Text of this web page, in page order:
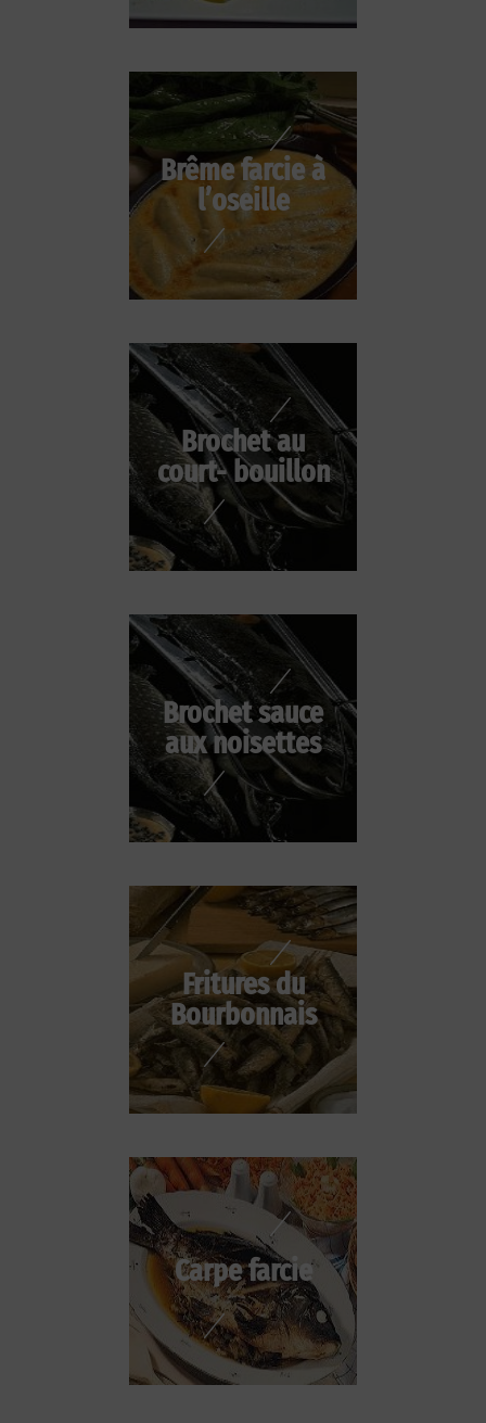
Brême farcie à
l’oseille
Brochet au
court- bouillon
Brochet sauce
aux noisettes
Fritures du
Bourbonnais
Carpe farcie